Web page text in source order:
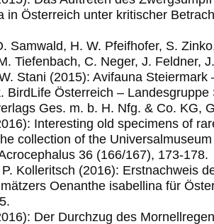
in Österreich unter kritischer
Samwald, H. W. Pfeifhofer, S.
Tiefenbach, C. Neger, J. Feldner,
Stani (2015): Avifauna Steiermark
BirdLife Österreich – Landesgruppe
Ges. m. b. H. Nfg. & Co. KG,
Interesting old specimens of
collection of the
36 (166/167), 173-178.
Kolleritsch (2016): Erstnachweis
Oenanthe isabellina für
Der Durchzug des